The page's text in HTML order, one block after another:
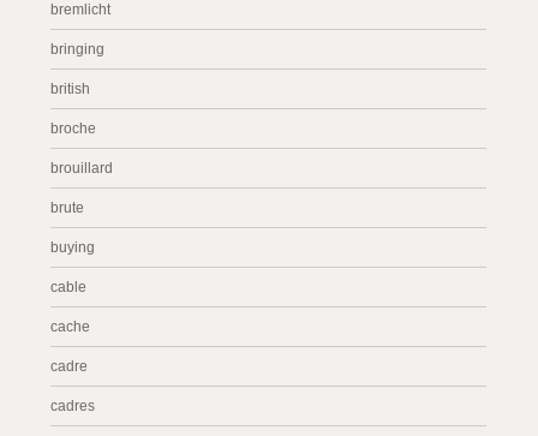
bremlicht
bringing
british
broche
brouillard
brute
buying
cable
cache
cadre
cadres